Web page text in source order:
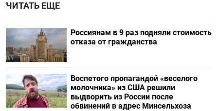
ЧИТАТЬ ЕЩЕ
Россиянам в 9 раз подняли стоимость
отказа от гражданства
Воспетого пропагандой «веселого
молочника» из США решили
выдворить из России после
обвинений в адрес Минсельхоза